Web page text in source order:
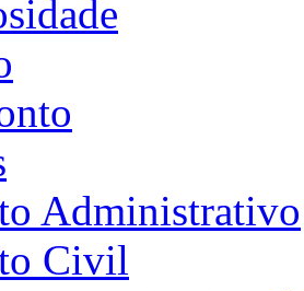
Administrativo
Civil